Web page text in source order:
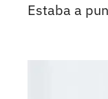
Estaba a